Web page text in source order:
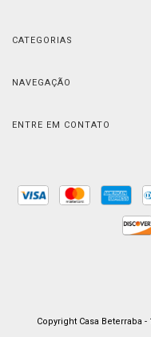
CATEGORIAS
NAVEGAÇÃO
ENTRE EM CONTATO
Copyright Casa Beterraba